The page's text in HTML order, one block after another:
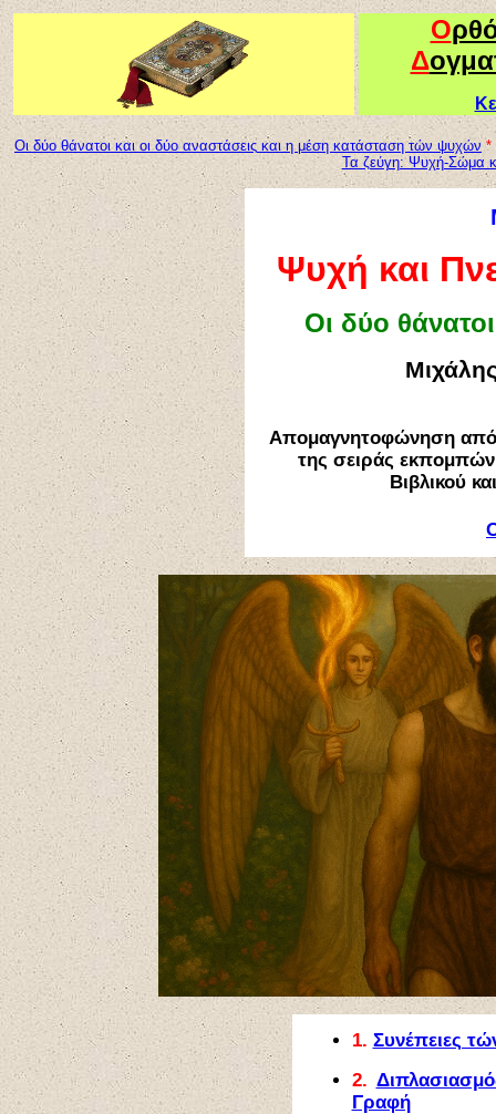
Ο
Δ
Οι δύο θάνατοι και οι δύο αναστάσεις και η μέση κατάσταση τών ψυχών *
Τα ζεύγη: Ψυχή-Σώμα
Ψυχή και
Οι δύο
Απομαγνητοφώνηση από
της σειράς
Βιβλικού
1. Συνέπειες
2.
Γραφή